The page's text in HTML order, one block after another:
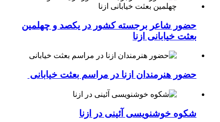
حضور شاعر برجسته کشور در یکصد و چهلمین
بعثت خیابانی ازنا
حضور هنرمندان ازنا در مراسم بعثت خیابانی
شکوه خوشنویسی آئینی در ازنا